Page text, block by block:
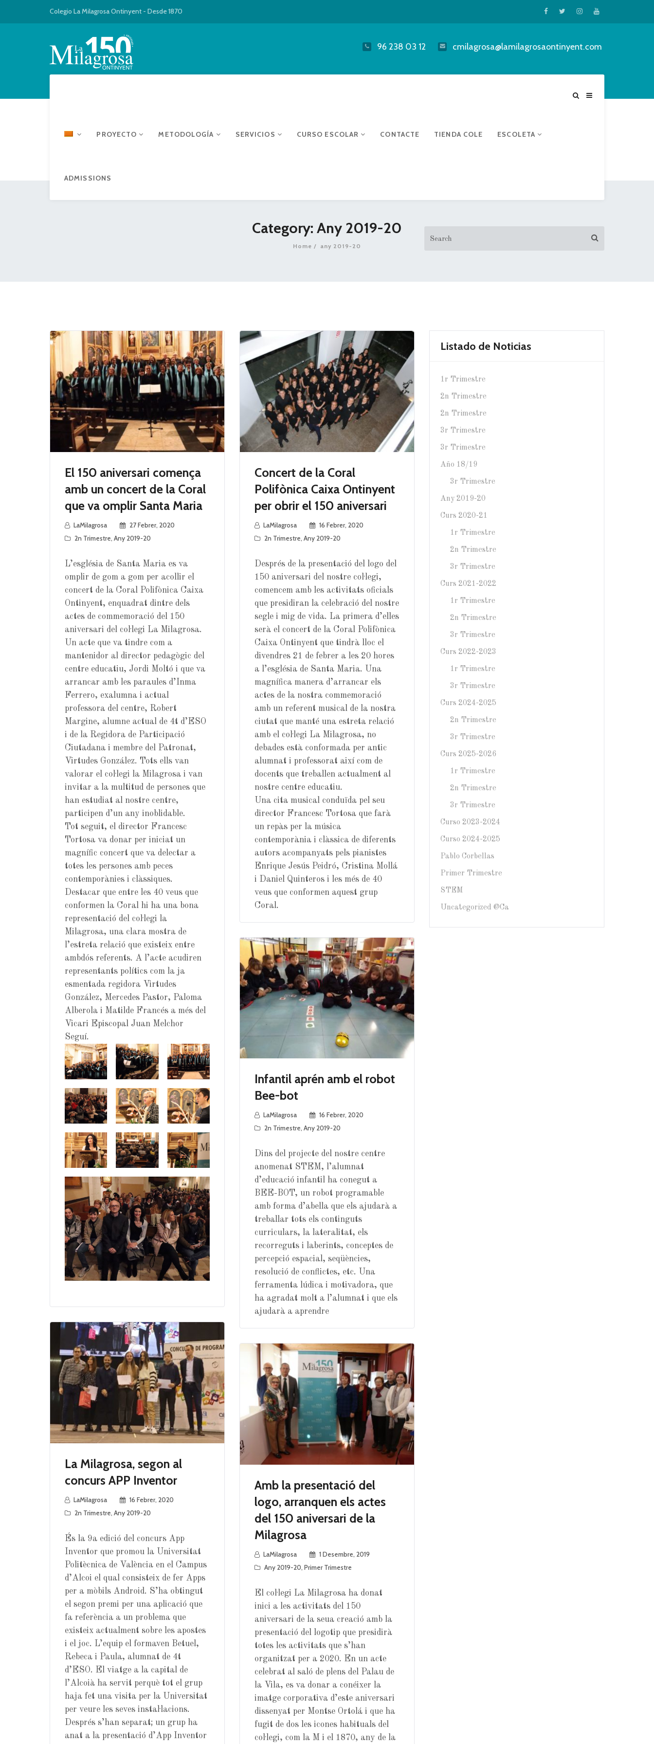
Colegio La Milagrosa Ontinyent - Desde 1870
96 238 03 12 cmilagrosa@lamilagrosaontinyent.com
PROYECTO METODOLOGÍA SERVICIOS CURSO ESCOLAR CONTACTE TIENDA COLE ESCOLETA
ADMISSIONS
Category: Any 2019-20
Home any 2019-20
El 150 aniversari comença
amb un concert de la Coral
que va omplir Santa Maria
LaMilagrosa
27 Febrer, 2020
2n Trimestre, Any 2019-20
L’església de Santa Maria es va
omplir de gom a gom per acollir el
concert de la Coral Polifònica Caixa
Ontinyent, enquadrat dintre dels
actes de commemoració del 150
aniversari del col·legi La Milagrosa.
Un acte que va tindre com a
mantenidor al director pedagògic del
centre educatiu, Jordi Moltó i que va
arrancar amb les paraules d’Inma
Ferrero, exalumna i actual
professora del centre, Robert
Margine, alumne actual de 4t d’ESO
i de la Regidora de Participació
Ciutadana i membre del Patronat,
Virtudes González. Tots ells van
valorar el col·legi la Milagrosa i van
invitar a la multitud de persones que
han estudiat al nostre centre,
participen d’un any inoblidable.
Tot seguit, el director Francesc
Tortosa va donar per iniciat un
magnífic concert que va delectar a
totes les persones amb peces
contemporànies i clàssiques.
Destacar que entre les 40 veus que
conformen la Coral hi ha una bona
representació del col·legi la
Milagrosa, una clara mostra de
l’estreta relació que existeix entre
ambdós referents. A l’acte acudiren
representants polítics com la ja
esmentada regidora Virtudes
González, Mercedes Pastor, Paloma
Alberola i Matilde Francés a més del
Vicari Episcopal Juan Melchor
Seguí.
Concert de la Coral
Polifònica Caixa Ontinyent
per obrir el 150 aniversari
LaMilagrosa
16 Febrer, 2020
2n Trimestre, Any 2019-20
Després de la presentació del logo del
150 aniversari del nostre col·legi,
comencem amb les activitats oficials
que presidiran la celebració del nostre
segle i mig de vida. La primera d’elles
serà el concert de la Coral Polifònica
Caixa Ontinyent que tindrà lloc el
divendres 21 de febrer a les 20 hores
a l’església de Santa Maria. Una
magnífica manera d’arrancar els
actes de la nostra commemoració
amb un referent musical de la nostra
ciutat que manté una estreta relació
amb el col·legi La Milagrosa, no
debades està conformada per antic
alumnat i professorat així com de
docents que treballen actualment al
nostre centre educatiu.
Una cita musical conduïda pel seu
director Francesc Tortosa que farà
un repàs per la música
contemporània i clàssica de diferents
autors acompanyats pels pianistes
Enrique Jesús Peidró, Cristina Mollá
i Daniel Quinteros i les més de 40
veus que conformen aquest grup
Coral.
Infantil aprén amb el robot
Bee-bot
LaMilagrosa
16 Febrer, 2020
2n Trimestre, Any 2019-20
Dins del projecte del nostre centre
anomenat STEM, l’alumnat
d’educació infantil ha conegut a
BEE-BOT, un robot programable
amb forma d’abella que els ajudarà a
treballar tots els continguts
curriculars, la lateralitat, els
recorreguts i laberints, conceptes de
percepció espacial, seqüències,
resolució de conflictes, etc. Una
ferramenta lúdica i motivadora, que
ha agradat molt a l’alumnat i que els
ajudarà a aprendre
La Milagrosa, segon al
concurs APP Inventor
LaMilagrosa
16 Febrer, 2020
2n Trimestre, Any 2019-20
És la 9a edició del concurs App
Inventor que promou la Universitat
Politècnica de València en el Campus
d’Alcoi el qual consisteix de fer Apps
per a mòbils Android. S’ha obtingut
el segon premi per una aplicació que
fa referència a un problema que
existeix actualment sobre les apostes
i el joc. L’equip el formaven Betuel,
Rebeca i Paula, alumnat de 4t
d’ESO. El viatge a la capital de
l’Alcoià ha servit perquè tot el grup
haja fet una visita per la Universitat
per veure les seves instal·lacions.
Després s’han separat; un grup ha
anat a la presentació d’App Inventor
Amb la presentació del
logo, arranquen els actes
del 150 aniversari de la
Milagrosa
LaMilagrosa
1 Desembre, 2019
Any 2019-20, Primer Trimestre
El col·legi La Milagrosa ha donat
inici a les activitats del 150
aniversari de la seua creació amb la
presentació del logotip que presidirà
totes les activitats que s’han
organitzat per a 2020. En un acte
celebrat al saló de plens del Palau de
la Vila, es va donar a conéixer la
imatge corporativa d’este aniversari
dissenyat per Montse Ortolá i que ha
fugit de dos les icones habituals del
col·legi, com la M i el 1870, any de la
Listado de Noticias
1r Trimestre
2n Trimestre
2n Trimestre
3r Trimestre
3r Trimestre
Año 18/19
3r Trimestre
Any 2019-20
Curs 2020-21
1r Trimestre
2n Trimestre
3r Trimestre
Curs 2021-2022
1r Trimestre
2n Trimestre
3r Trimestre
Curs 2022-2023
1r Trimestre
3r Trimestre
Curs 2024-2025
2n Trimestre
3r Trimestre
Curs 2025-2026
1r Trimestre
2n Trimestre
3r Trimestre
Curso 2023-2024
Curso 2024-2025
Pablo Corbellas
Primer Trimestre
STEM
Uncategorized @ca